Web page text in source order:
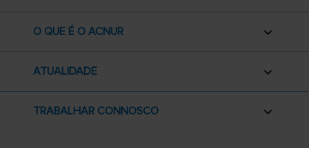
O QUE É O ACNUR
ATUALIDADE
TRABALHAR CONNOSCO